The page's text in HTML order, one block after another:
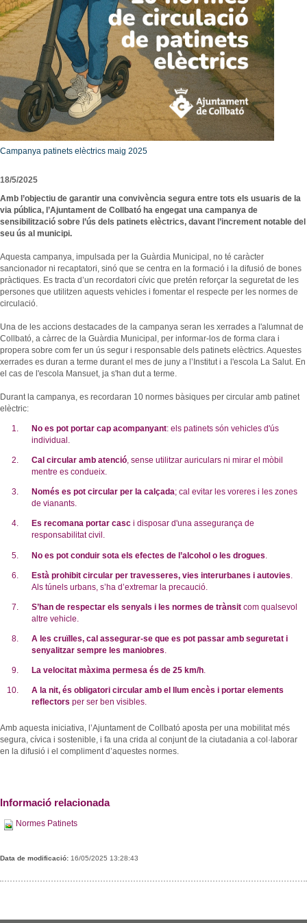
Reparcel·lació del Bosc del Misser
Modificació Puntual del Pla General d’Ordenació de la zona esportiva de Collbató
Urbanisme - Avantprojecte reforma i ampliació A2
Projecte d’ordenança d’edificació i ús del sòl de l’Ajuntament de Collbató
ORDENANÇA REGULADORA TERRASSES DE BAR I MOBILIARI
Avanç POUM 2012
Programa de Participació 2012
Consultori Mèdic Local
Equipaments
Centres educatius
Menjar, dormir i comprar
Empreses i comerços
Entitats i associacions
Llocs d'interès
Subministraments
Calendari de neteja viària
El Porta a Porta a Collbató
-
Festes i tradicions
Rutes i camins
Mercats i Fires
Personatges il·lustres
Llocs d'interès
Horari de visites guiades
Preus
Condicions
Més informació
Localització
Campanya patinets elèctrics maig 2025
18/5/2025
Amb l’objectiu de garantir una convivència segura entre tots els usuaris de la
via pública, l’Ajuntament de Collbató ha engegat una campanya de
sensibilització sobre l’ús dels patinets elèctrics, davant l’increment notable del
seu ús al municipi.
Aquesta campanya, impulsada per la Guàrdia Municipal, no té caràcter
sancionador ni recaptatori, sinó que se centra en la formació i la difusió de bones
pràctiques. Es tracta d’un recordatori cívic que pretén reforçar la seguretat de les
persones que utilitzen aquests vehicles i fomentar el respecte per les normes de
circulació.
Una de les accions destacades de la campanya seran les xerrades a l'alumnat de
Collbató, a càrrec de la Guàrdia Municipal, per informar-los de forma clara i
propera sobre com fer un ús segur i responsable dels patinets elèctrics. Aquestes
xerrades es duran a terme durant el mes de juny a l’Institut i a l'escola La Salut. En
el cas de l'escola Mansuet, ja s'han dut a terme.
Durant la campanya, es recordaran 10 normes bàsiques per circular amb patinet
elèctric:
No es pot portar cap acompanyant: els patinets són vehicles d'ús
individual.
Cal circular amb atenció, sense utilitzar auriculars ni mirar el mòbil
mentre es condueix.
Només es pot circular per la calçada; cal evitar les voreres i les zones
de vianants.
Es recomana portar casc i disposar d'una assegurança de
responsabilitat civil.
No es pot conduir sota els efectes de l’alcohol o les drogues
Està prohibit circular per travesseres, vies interurbanes i autovies
Als túnels urbans, s’ha d’extremar la precaució.
S’han de respectar els senyals i les normes de trànsit com qualsevol
altre vehicle.
A les cruïlles, cal assegurar-se que es pot passar amb seguretat i
senyalitzar sempre les maniobres.
La velocitat màxima permesa és de 25 km/h.
A la nit, és obligatori circular amb el llum encès i portar elements
reflectors per ser ben visibles.
Amb aquesta iniciativa, l’Ajuntament de Collbató aposta per una mobilitat més
segura, cívica i sostenible, i fa una crida al conjunt de la ciutadania a col·laborar
en la difusió i el compliment d’aquestes normes.
Informació relacionada
Normes Patinets
Data de modificació: 16/05/2025 13:28:43